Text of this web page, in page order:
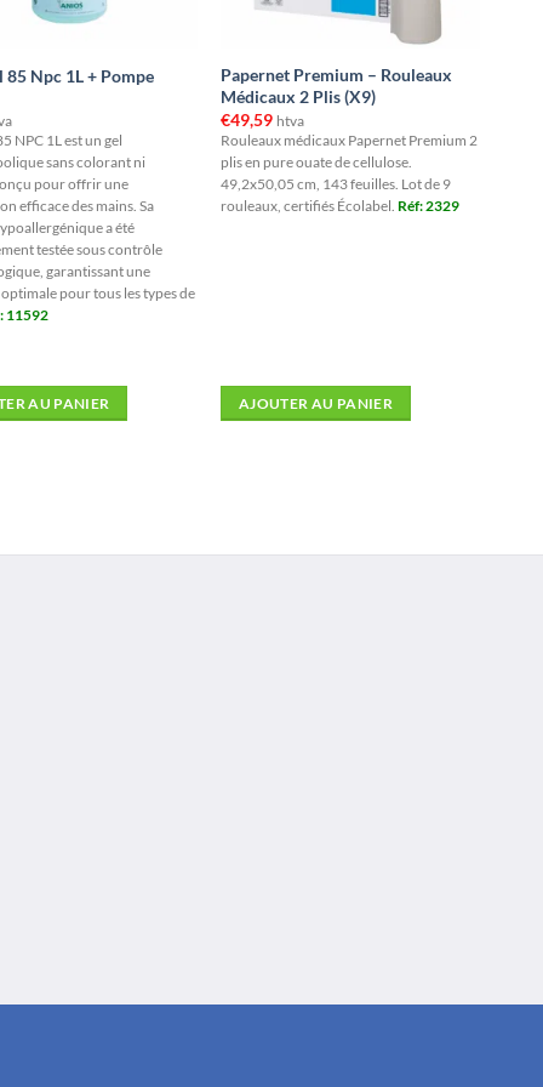
85 Npc 1L + Pompe
NPC 1L est un gel
sans colorant ni
pour offrir une
efficace des mains. Sa
a été
testée sous contrôle
garantissant une
pour tous les types de
11592
AU PANIER
Papernet Premium – Rouleaux
Médicaux 2 Plis (X9)
€49,59 htva
Rouleaux médicaux Papernet Premium 2
plis en pure ouate de cellulose.
49,2x50,05 cm, 143 feuilles. Lot de 9
rouleaux, certifiés Écolabel. Réf: 2329
AJOUTER AU PANIER